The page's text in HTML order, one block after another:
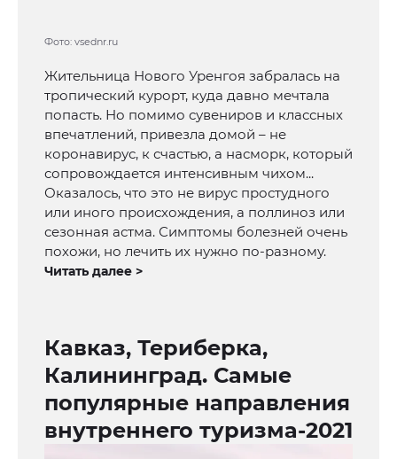
Фото: vsеdnr.ru
Жительница Нового Уренгоя забралась на
тропический курорт, куда давно мечтала
попасть. Но помимо сувениров и классных
впечатлений, привезла домой – не
коронавирус, к счастью, а насморк, который
сопровождается интенсивным чихом...
Оказалось, что это не вирус простудного
или иного происхождения, а поллиноз или
сезонная астма. Симптомы болезней очень
похожи, но лечить их нужно по-разному.
Читать далее >
Кавказ, Териберка,
Калининград. Самые
популярные направления
внутреннего туризма-2021